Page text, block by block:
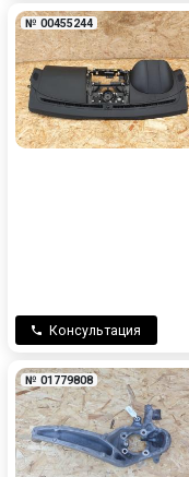
№ 00455244
Консультация
№ 01779808